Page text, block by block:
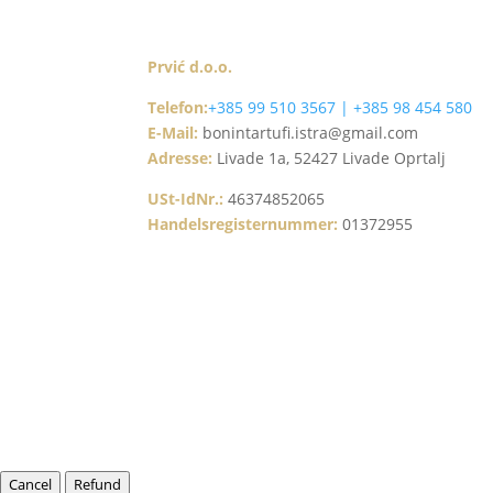
Prvić d.o.o.
Telefon:+385 99 510 3567 | +385 98 454 580
E-Mail: bonintartufi.istra@gmail.com
Adresse: Livade 1a, 52427 Livade Oprtalj
USt-IdNr.: 46374852065
Handelsregisternummer: 01372955
Cancel Refund